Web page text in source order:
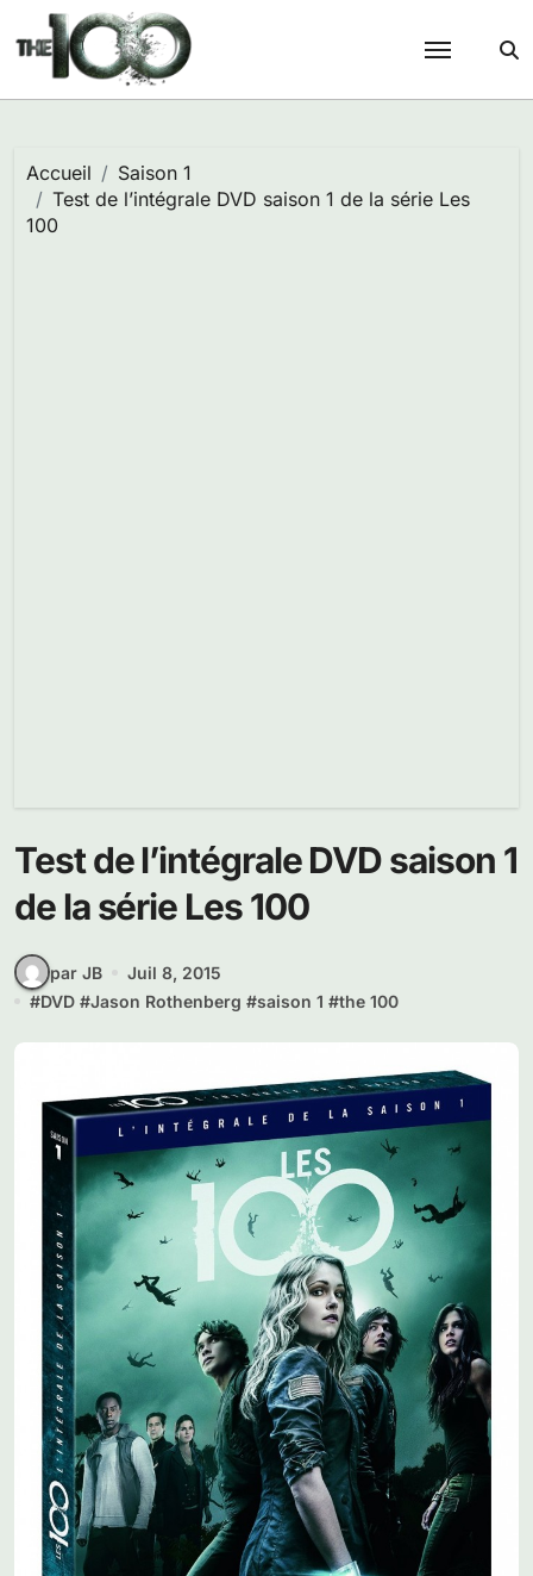
Passer
au
contenu
Accueil
Saison 1
Test de l’intégrale DVD saison 1 de la série Les
100
Test de l’intégrale DVD saison 1
de la série Les 100
par JB
Juil 8, 2015
#DVD #Jason Rothenberg #saison 1 #the 100